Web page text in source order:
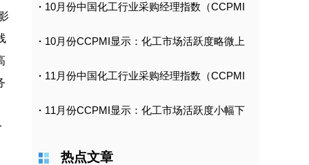
· 10月份中国化工行业采购经理指数（CCPMI
· 10月份CCPMI显示：化工市场活跃度略微上
· 11月份中国化工行业采购经理指数（CCPMI
· 11月份CCPMI显示：化工市场活跃度小幅下
热点文章